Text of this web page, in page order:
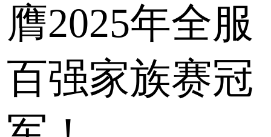
膺2025年全服
百强家族赛冠